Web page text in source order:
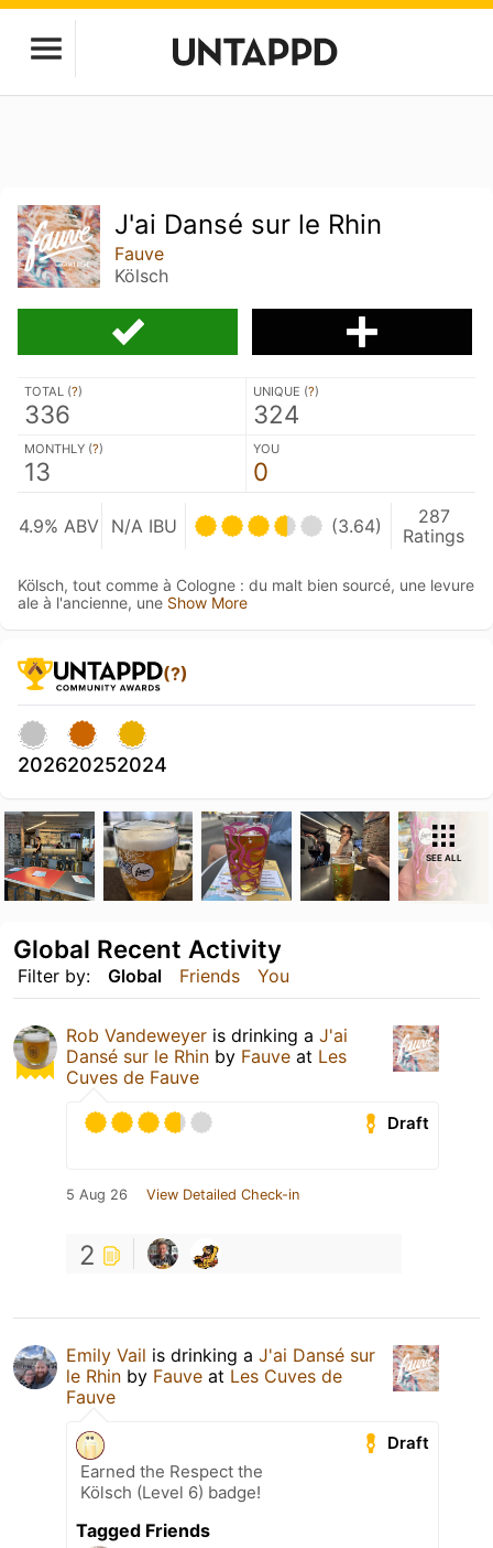
J'ai Dansé sur le Rhin
Fauve
Kölsch
TOTAL (?)
336
UNIQUE (?)
324
MONTHLY (?)
13
YOU
0
4.9% ABV N/A IBU (3.64)
287
Ratings
Kölsch, tout comme à Cologne : du malt bien sourcé, une levure
ale à l'ancienne, une Show More
(?)
202620252024
SEE ALL
Filter by: Global Friends You
Global Recent Activity
Rob Vandeweyer is drinking a J'ai
Dansé sur le Rhin by Fauve at Les
Cuves de Fauve
Draft
5 Aug 26 View Detailed Check-in
2
Emily Vail is drinking a J'ai Dansé sur
le Rhin by Fauve at Les Cuves de
Fauve
Draft
Earned the Respect the
Kölsch (Level 6) badge!
Tagged Friends